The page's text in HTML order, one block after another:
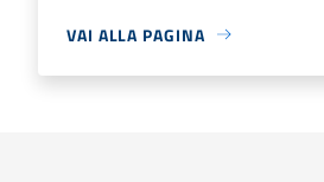
VAI ALLA PAGINA